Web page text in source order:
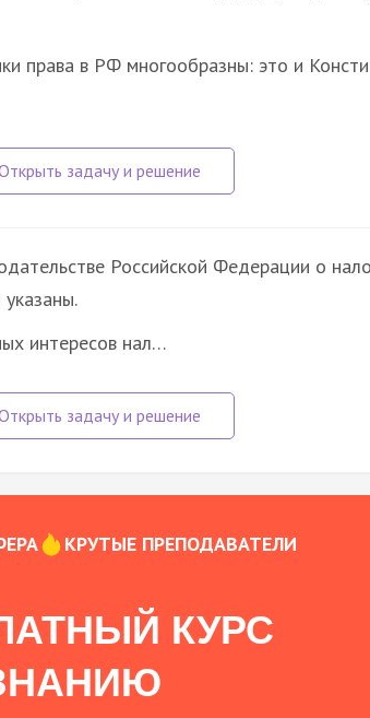
права в РФ многообразны: это и
Российской Федерации о
интересов нал…
КРУТЫЕ ПРЕПОДАВАТЕЛИ
КУРС